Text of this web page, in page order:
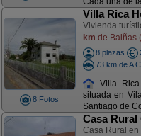
8 Fotos
Villa Rica
Vivienda
km de Baiñas
8 plazas
73 km de A
Villa
situada en
Santiago de
Casa Rural
Casa Rural en